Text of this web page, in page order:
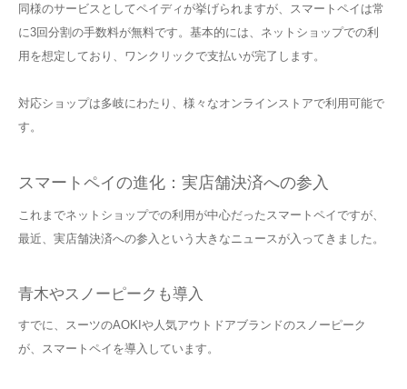
同様のサービスとしてペイディが挙げられますが、スマートペイは常
に3回分割の手数料が無料です。基本的には、ネットショップでの利
用を想定しており、ワンクリックで支払いが完了します。
対応ショップは多岐にわたり、様々なオンラインストアで利用可能で
す。
スマートペイの進化：実店舗決済への参入
これまでネットショップでの利用が中心だったスマートペイですが、
最近、実店舗決済への参入という大きなニュースが入ってきました。
青木やスノーピークも導入
すでに、スーツのAOKIや人気アウトドアブランドのスノーピーク
が、スマートペイを導入しています。